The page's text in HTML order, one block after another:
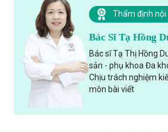
Thẩm định nội
Bác Sĩ Tạ Hồng
Bác sĩ Tạ Thị Hồng
sản - phụ khoa Đa
Chịu trách nghiệm
môn bài viết